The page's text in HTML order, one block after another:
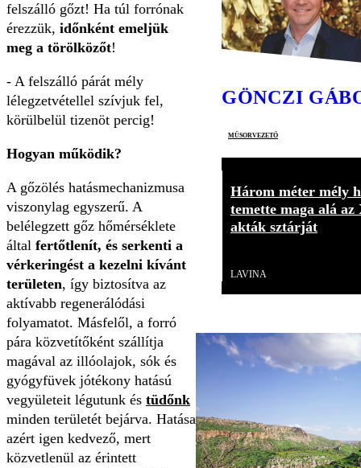
felszálló gőzt! Ha túl forrónak
érezzük, időnként emeljük
meg a törölközőt!
- A felszálló párát mély
lélegzetvétellel szívjuk fel,
körülbelül tizenöt percig!
Hogyan működik?
A gőzölés hatásmechanizmusa
viszonylag egyszerű. A
belélegzett gőz hőmérséklete
által fertőtlenít, és serkenti a
vérkeringést a kezelni kívánt
területen, így biztosítva az
aktívabb regenerálódási
folyamatot. Másfelől, a forró
pára közvetítőként szállítja
magával az illóolajok, sók és
gyógyfüvek jótékony hatású
vegyületeit légutunk és tüdőnk
minden területét bejárva. Hatása
azért igen kedvező, mert
közvetlenül az érintett
GÖNCZI
műsorvezető
Három méter mély
temette maga alá az
akták sztárját
LAVINA